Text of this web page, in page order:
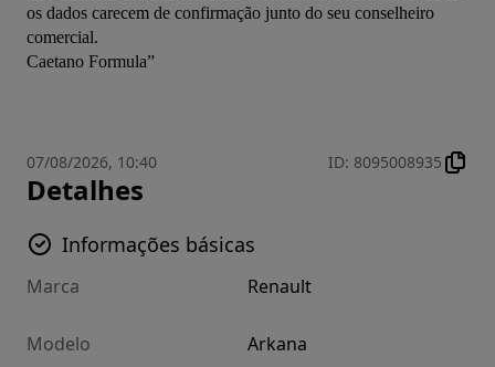
os dados carecem de confirmação junto do seu conselheiro
comercial.
Caetano Formula”
07/08/2026, 10:40 ID: 8095008935
Detalhes
Informações básicas
Marca Renault
Modelo Arkana